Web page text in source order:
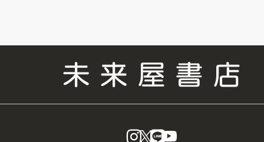
instagram
X LINE